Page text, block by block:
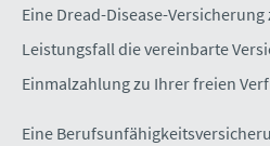
Eine Dread-Disease-
Leistungsfall die vereinbarte
Einmalzahlung zu Ihrer freien
Eine